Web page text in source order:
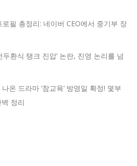
필 총정리: 네이버 CEO에서 중기부 장
환식 탱크 진압’ 논란, 진영 논리를 넘
온 드라마 ‘참교육’ 방영일 확정! 몇부
정리